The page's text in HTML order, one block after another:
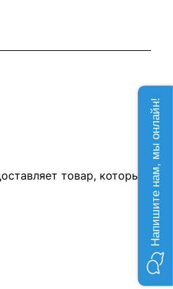
товар, который
Напишите нам, мы онлайн!